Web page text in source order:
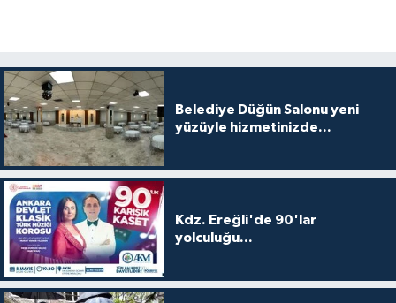
Belediye Düğün Salonu yeni
yüzüyle hizmetinizde...
Kdz. Ereğli'de 90'lar
yolculuğu...